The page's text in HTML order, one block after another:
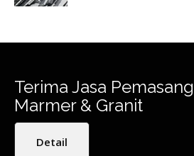
Terima Jasa
Marmer & Granit
Detail